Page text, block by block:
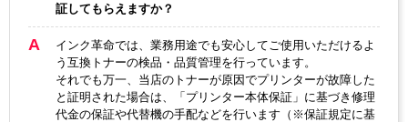
証してもらえますか？
インク革命では、業務用途でも安心してご使用いただけるよ
う互換トナーの検品・品質管理を行っています。
それでも万一、当店のトナーが原因でプリンターが故障した
と証明された場合は、「プリンター本体保証」に基づき修理
代金の保証や代替機の手配などを行います（※保証規定に基